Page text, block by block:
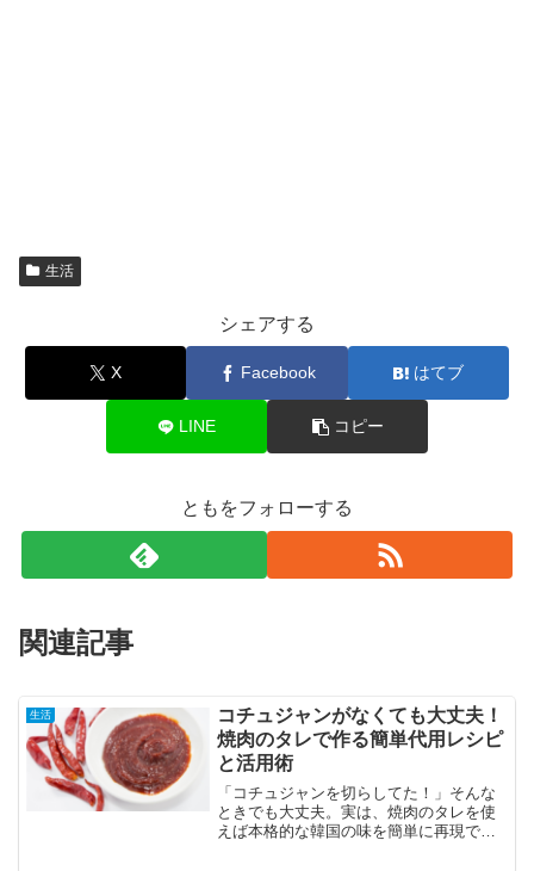
生活
シェアする
X Facebook はてブ
LINE コピー
ともをフォローする
関連記事
生活
コチュジャンがなくても大丈夫！
焼肉のタレで作る簡単代用レシピ
と活用術
「コチュジャンを切らしてた！」そんな
ときでも大丈夫。実は、焼肉のタレを使
えば本格的な韓国の味を簡単に再現でき